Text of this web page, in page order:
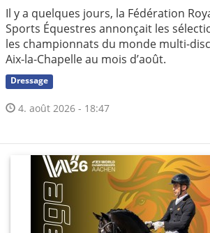
Il y a quelques jours, la Fédération
Sports Équestres annonçait les
les championnats du monde multi-
Aix-la-Chapelle au mois d’août.
Dressage
4. août 2026 - 18:47